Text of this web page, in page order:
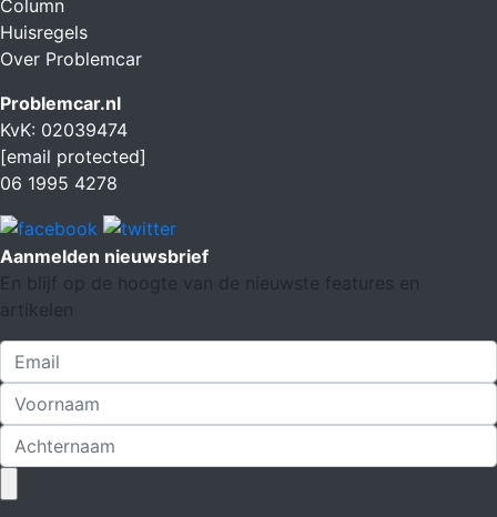
Column
Huisregels
Over Problemcar
Problemcar.nl
KvK: 02039474
[email protected]
06 1995 4278
Aanmelden nieuwsbrief
En blijf op de hoogte van de nieuwste features en
artikelen